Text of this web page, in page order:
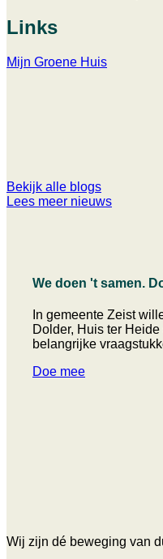
Links
Mijn Groene Huis
Bekijk alle blogs
Lees meer nieuws
We doen 't samen.
In gemeente Zeist
Dolder, Huis ter
belangrijke
Doe mee
Wij zijn dé beweging van